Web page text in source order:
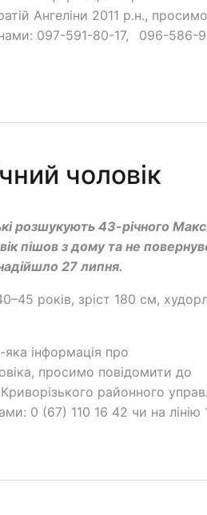
Ангеліни 2011 р.н., просимо
097-591-80-17, 096-586-
чоловік
розшукують 43-річного
пішов з дому та не
27 липня.
років, зріст 180 см,
інформація про
просимо повідомити до
районного
0 (67) 110 16 42 чи на лінію